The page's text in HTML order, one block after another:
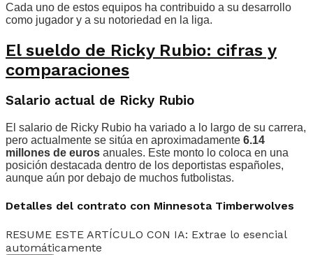
Cada uno de estos equipos ha contribuido a su desarrollo
como jugador y a su notoriedad en la liga.
El sueldo de Ricky Rubio: cifras y
comparaciones
Salario actual de Ricky Rubio
El salario de Ricky Rubio ha variado a lo largo de su carrera,
pero actualmente se sitúa en aproximadamente 6.14
millones de euros anuales. Este monto lo coloca en una
posición destacada dentro de los deportistas españoles,
aunque aún por debajo de muchos futbolistas.
Detalles del contrato con Minnesota Timberwolves
RESUME ESTE ARTÍCULO CON IA: Extrae lo esencial
automáticamente